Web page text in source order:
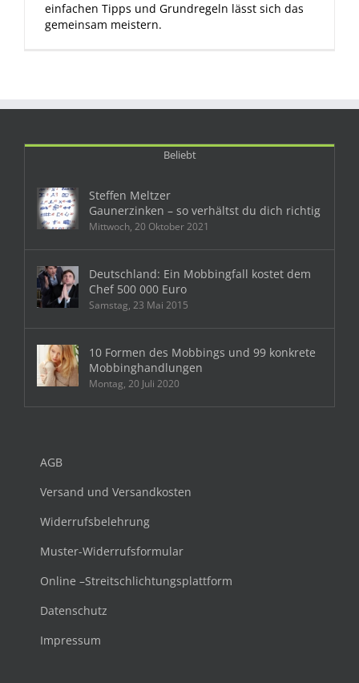
einfachen Tipps und Grundregeln lässt sich das
gemeinsam meistern.
Beliebt
Steffen Meltzer
Gaunerzinken – so verhältst du dich richtig
Mittwoch, 20 Oktober 2021
Deutschland: Ein Mobbingfall kostet dem
Chef 500 000 Euro
Samstag, 23 Mai 2015
10 Formen des Mobbings und 99 konkrete
Mobbinghandlungen
Montag, 20 Juli 2020
AGB
Versand und Versandkosten
Widerrufsbelehrung
Muster-Widerrufsformular
Online –Streitschlichtungsplattform
Datenschutz
Impressum